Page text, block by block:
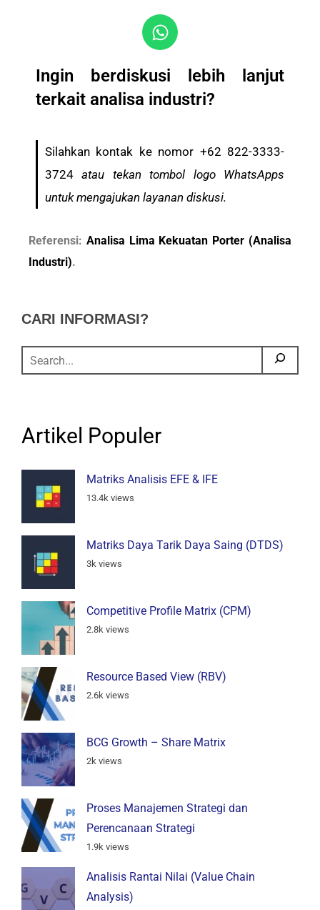
Ingin berdiskusi lebih lanjut
terkait analisa industri?
Silahkan kontak ke nomor +62 822-3333-
3724 atau tekan tombol logo WhatsApps
untuk mengajukan layanan diskusi.
Referensi: Analisa Lima Kekuatan Porter (Analisa
Industri).
CARI INFORMASI?
Artikel Populer
Matriks Analisis EFE & IFE
13.4k views
Matriks Daya Tarik Daya Saing (DTDS)
3k views
Competitive Profile Matrix (CPM)
2.8k views
Resource Based View (RBV)
2.6k views
BCG Growth – Share Matrix
2k views
Proses Manajemen Strategi dan
Perencanaan Strategi
1.9k views
Analisis Rantai Nilai (Value Chain
Analysis)